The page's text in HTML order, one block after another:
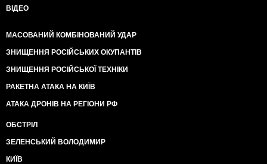
ВІДЕО
МАСОВАНИЙ КОМБІНОВАНИЙ УДАР
ЗНИЩЕННЯ РОСІЙСЬКИХ ОКУПАНТІВ
ЗНИЩЕННЯ РОСІЙСЬКОЇ ТЕХНІКИ
РАКЕТНА АТАКА НА КИЇВ
АТАКА ДРОНІВ НА РЕГІОНИ РФ
ОБСТРІЛ
ЗЕЛЕНСЬКИЙ ВОЛОДИМИР
КИЇВ